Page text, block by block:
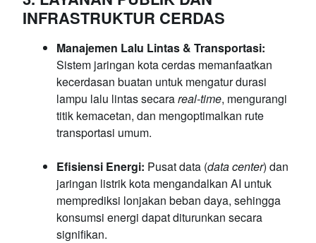
INFRASTRUKTUR CERDAS
Manajemen Lalu Lintas & Transportasi:
Sistem jaringan kota cerdas memanfaatkan
kecerdasan buatan untuk mengatur durasi
lampu lalu lintas secarareal-time, mengurangi
titik kemacetan, dan mengoptimalkan rute
transportasi umum.
Efisiensi Energi: Pusat data (data center) dan
jaringan listrik kota mengandalkan AI untuk
memprediksi lonjakan beban daya, sehingga
konsumsi energi dapat diturunkan secara
signifikan.